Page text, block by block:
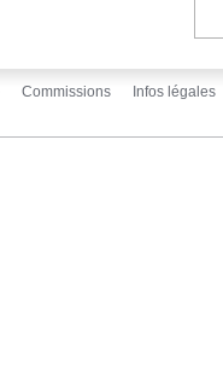
Commissions Infos légales